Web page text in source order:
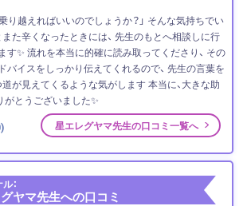
り越えればいいのでしょうか？」 そんな気持ちでい
また辛くなったときには、 先生のもとへ相談しに行
す✨ 流れを本当に的確に読み取ってくださり、 その
バイスをしっかり伝えてくれるので、 先生の言葉を
が見えてくるような気がします 本当に、大きな助
がとうございました✨
) 星エレグヤマ先生の口コミ一覧へ
：
ヤマ先生への口コミ